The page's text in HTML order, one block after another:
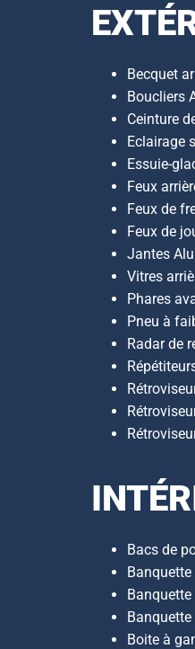
Becquet
Boucliers
Ceinture
Eclairage
Essuie-
Feux
Feux de
Feux de
Jantes Alu
Vitres
Phares
Pneu à
Radar de
Bacs de
Boite à